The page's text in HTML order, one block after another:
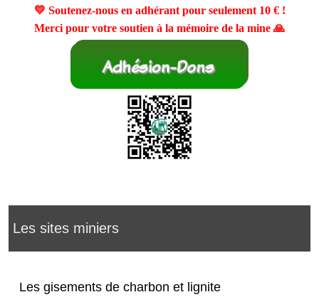
💛 Soutenez-nous en adhérant pour seulement 10 €!
Merci pour votre soutien à la mémoire de la mine 🙏
Les sites miniers
Les gisements de charbon et lignite